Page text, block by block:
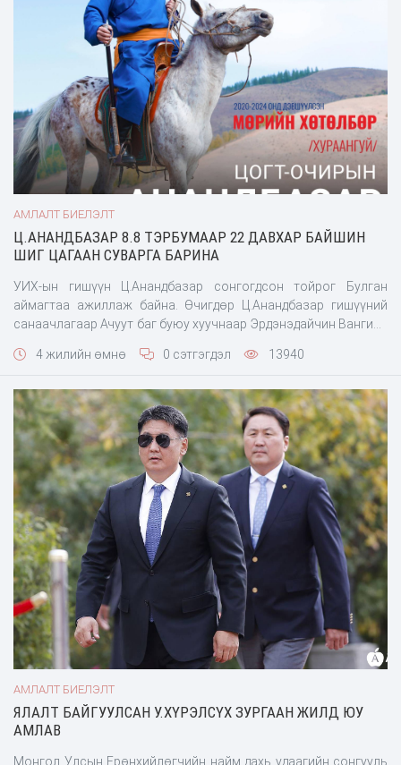
АМЛАЛТ БИЕЛЭЛТ
Ц.АНАНДБАЗАР 8.8 ТЭРБУМААР 22 ДАВХАР БАЙШИН
ШИГ ЦАГААН СУВАРГА БАРИНА
УИХ-ын гишүүн Ц.Анандбазар сонгогдсон тойрог Булган
аймагтаа ажиллаж байна. Өчигдөр Ц.Анандбазар гишүүний
санаачлагаар Ачуут баг буюу хуучнаар Эрдэнэдайчин Вангийн
ажиллагаа болжээ. Уг ёслолын ажиллагаанд тавьсан шавыг
4 жилийн өмнө 0 сэтгэгдэл 13940
АМЛАЛТ БИЕЛЭЛТ
ЯЛАЛТ БАЙГУУЛСАН У.ХҮРЭЛСҮХ ЗУРГААН ЖИЛД ЮУ
АМЛАВ
Монгол Улсын Ерөнхийлөгчийн найм дахь удаагийн сонгууль